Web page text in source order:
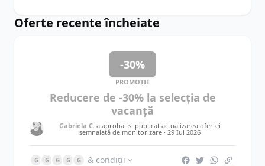
Oferte recente încheiate
-30%
PROMOȚIE
Reducere de -30% la selecția de
vacanță
Gabriela C.a aprobat și publicat actualizarea ofertei
semnalată de monitorizare · 29 Iul 2026
G G G G G
& condiții